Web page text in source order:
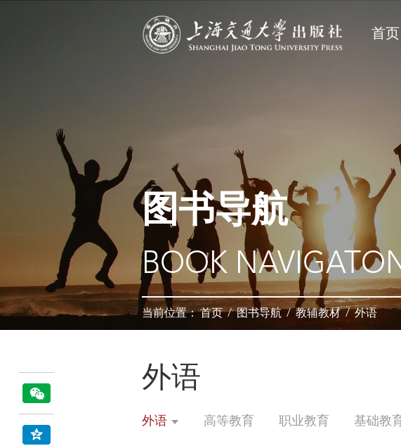
首页
图书导航
BOOK
当前位置：首页/图书导航 / 教辅教材 / 外语
外语
外语 高等教育 职业教育 基础教